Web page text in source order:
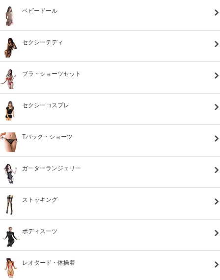
ベビードール
セクシーテディ
ブラ・ショーツセット
セクシーコスプレ
Tバック・ショーツ
ガーターランジェリー
ストッキング
ボディスーツ
レオタード・体操着